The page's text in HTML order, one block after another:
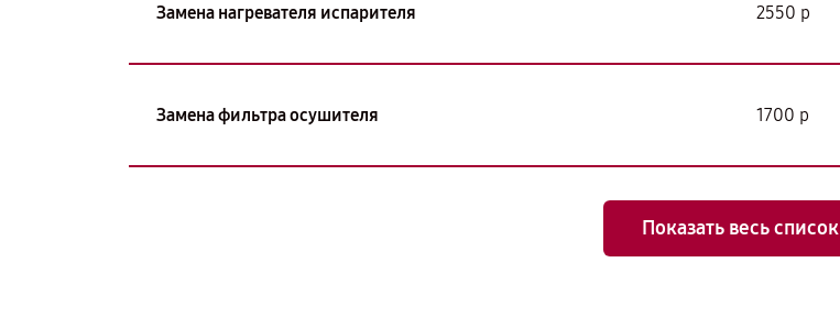
Замена нагревателя испарителя 2550 р
Замена фильтра осушителя 1700 р
Показать весь список